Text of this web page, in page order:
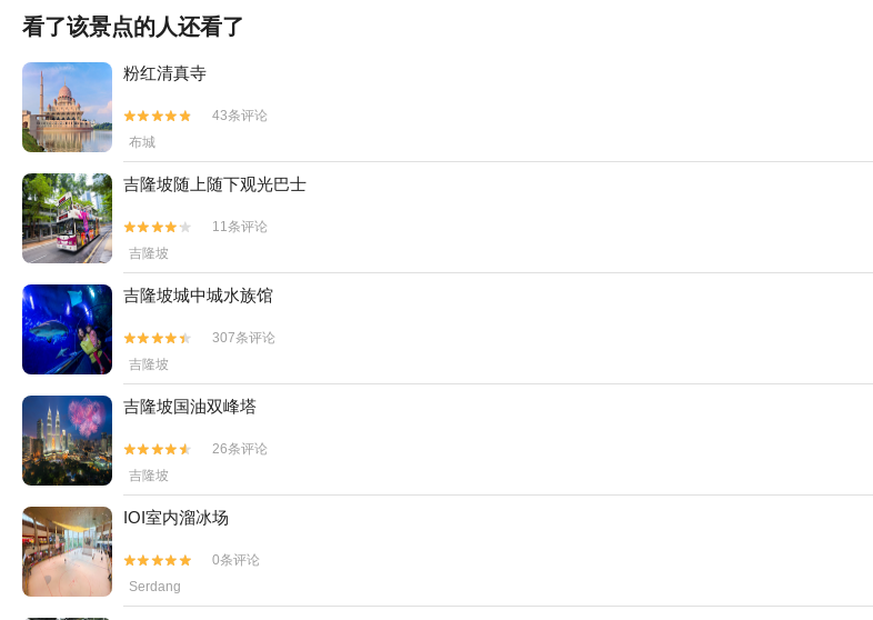
看了该景点的人还看了
粉红清真寺


43条评论
布城
吉隆坡随上随下观光巴士


11条评论
吉隆坡
吉隆坡城中城水族馆


307条评论
吉隆坡
吉隆坡国油双峰塔


26条评论
吉隆坡
IOI室内溜冰场


0条评论
Serdang